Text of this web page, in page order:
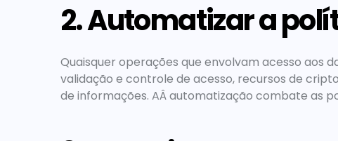
2. Automatizar a
Quaisquer operações que envolvam acesso aos
validação e controle de acesso, recursos de
de informações. AÂ automatização combate as